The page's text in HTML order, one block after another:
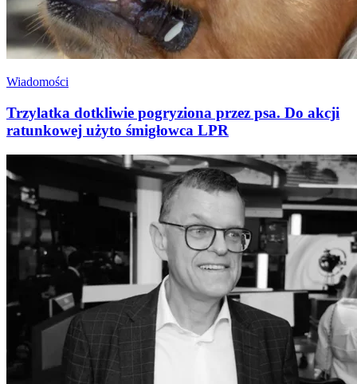
Wiadomości
Trzylatka dotkliwie pogryziona przez psa. Do akcji
ratunkowej użyto śmigłowca LPR